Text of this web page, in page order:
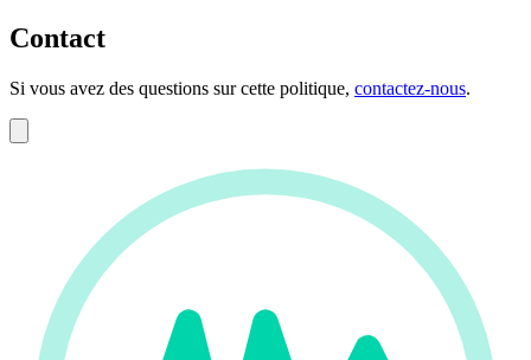
Contact
Si vous avez des questions sur cette politique, contactez-nous.